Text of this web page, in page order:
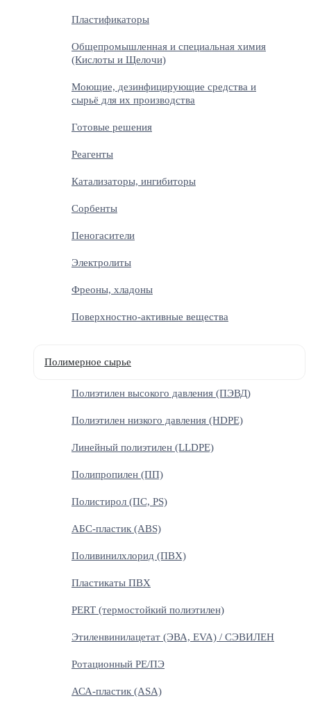
Пластификаторы
Общепромышленная и специальная химия
(Кислоты и Щелочи)
Моющие, дезинфицирующие средства и
сырьё для их производства
Готовые решения
Реагенты
Катализаторы, ингибиторы
Сорбенты
Пеногасители
Электролиты
Фреоны, хладоны
Поверхностно-активные вещества
Полимерное сырье
Полиэтилен высокого давления (ПЭВД)
Полиэтилен низкого давления (HDPE)
Линейный полиэтилен (LLDPE)
Полипропилен (ПП)
Полистирол (ПС, PS)
АБС-пластик (ABS)
Поливинилхлорид (ПВХ)
Пластикаты ПВХ
PERT (термостойкий полиэтилен)
Этиленвинилацетат (ЭВА, EVA) / СЭВИЛЕН
Ротационный PE/ПЭ
АСА-пластик (ASA)